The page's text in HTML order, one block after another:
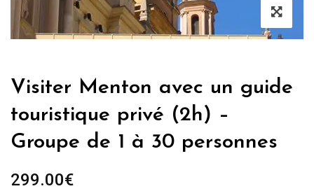
Visiter Menton avec un guide
touristique privé (2h) –
Groupe de 1 à 30 personnes
299.00€